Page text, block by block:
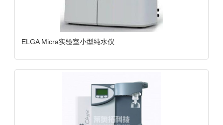
ELGA Micra实验室小型纯水仪